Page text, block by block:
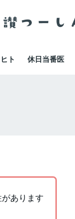
ヒト 休日当番医
あります